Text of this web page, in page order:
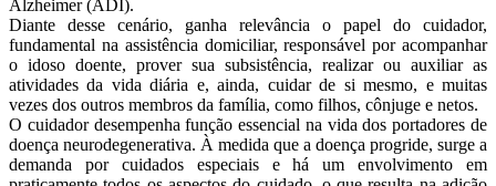
Alzheimer (ADI).
Diante desse cenário, ganha relevância o papel do cuidador,
fundamental na assistência domiciliar, responsável por acompanhar
o idoso doente, prover sua subsistência, realizar ou auxiliar as
atividades da vida diária e, ainda, cuidar de si mesmo, e muitas
vezes dos outros membros da família, como filhos, cônjuge e netos.
O cuidador desempenha função essencial na vida dos portadores de
doença neurodegenerativa. À medida que a doença progride, surge a
demanda por cuidados especiais e há um envolvimento em